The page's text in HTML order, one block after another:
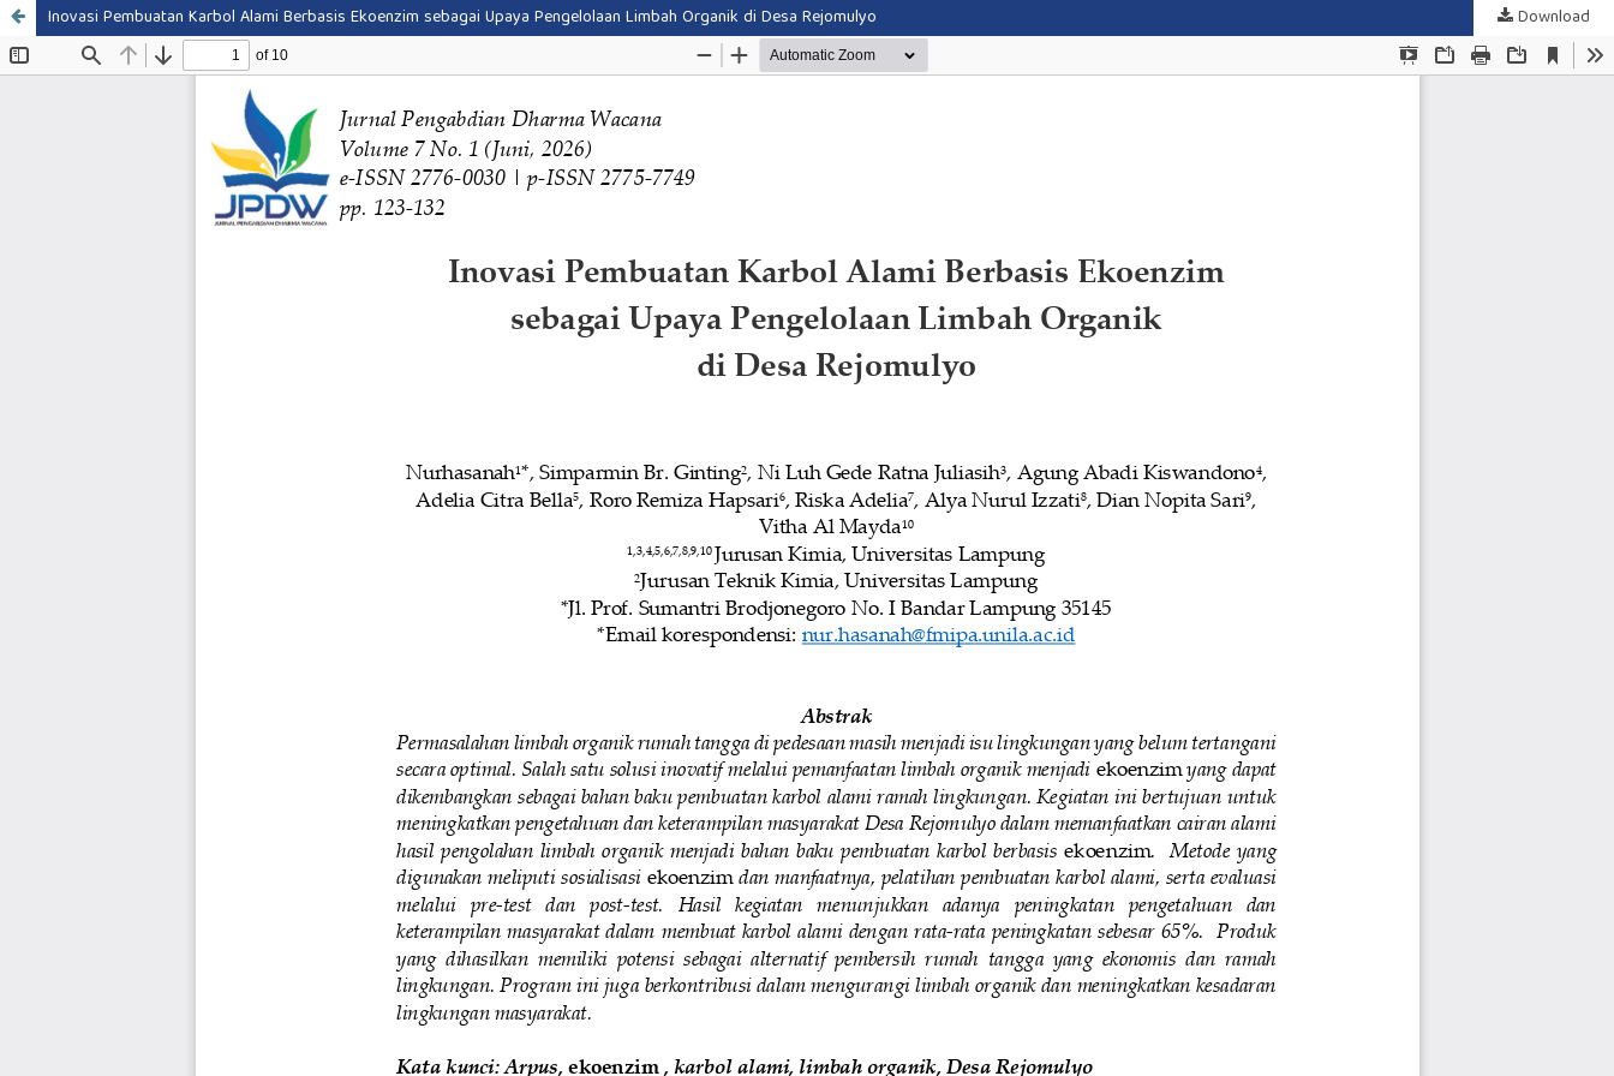
Inovasi Pembuatan Karbol Alami Berbasis Ekoenzim sebagai Upaya Pengelolaan Limbah Organik di Desa Rejomulyo Download